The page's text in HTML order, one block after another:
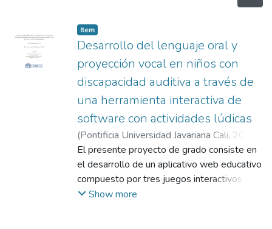
Item
Desarrollo del lenguaje oral y
proyección vocal en niños con
discapacidad auditiva a través de
una herramienta interactiva de
software con actividades lúdicas
(Pontificia Universidad Javariana Cali, 2024
Llanos Franco, Esteban David; Navarro
Newball, Andrés Adolfo
El presente proyecto de grado consiste en
el desarrollo de un aplicativo web educativo
compuesto por tres juegos interactivos
diseñados para trabajar las características
Show more